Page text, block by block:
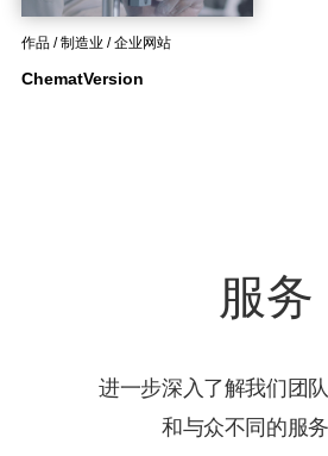
作品 / 制造业 / 企业网站
ChematVersion
服务
进一步深入了解我们团
和与众不同的服